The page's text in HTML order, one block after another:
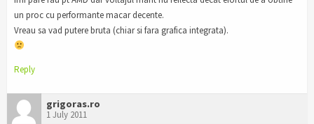
un proc cu performante macar decente.
Vreau sa vad putere bruta (chiar si fara grafica integrata).
Reply
grigoras.ro
1 July 2011